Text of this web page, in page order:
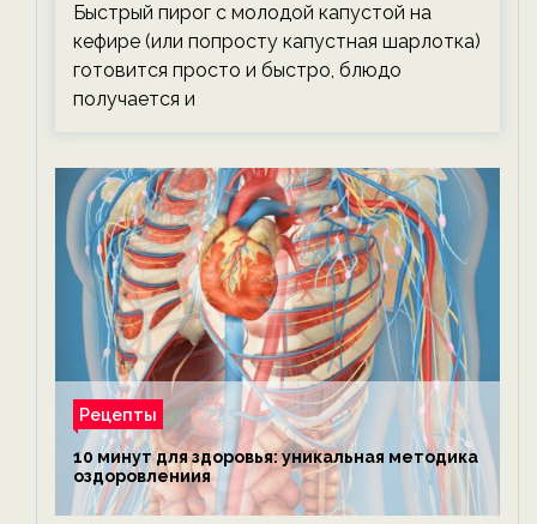
Быстрый пирог с молодой капустой на
кефире (или попросту капустная шарлотка)
готовится просто и быстро, блюдо
получается и
Рецепты
10 минут для здоровья: уникальная методика
оздоровлениия